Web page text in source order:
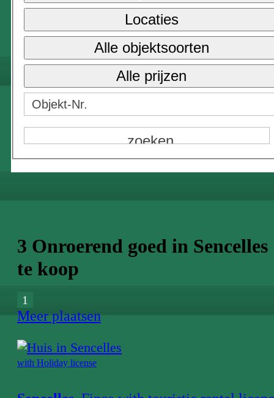
Locaties
Alle objektsoorten
Alle prijzen
3 Onroerend goed in Sencelles
te koop
1
Meer plaatsen
with Holiday license